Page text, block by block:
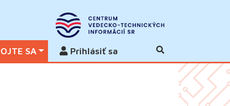
SA Prihlásiť sa